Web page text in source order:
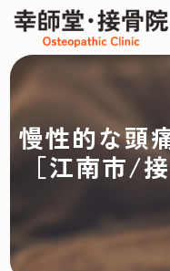
慢性的な頭
［江南市/